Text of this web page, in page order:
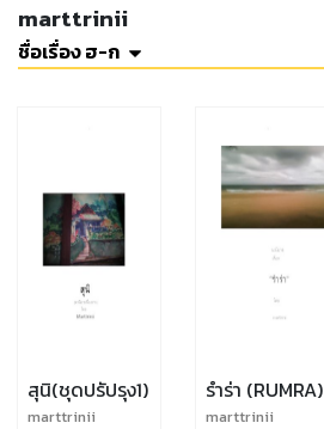
marttrinii
ชื่อเรื่อง ฮ-ก
สุนิ(ชุดปรัปรุง1)
marttrinii
รำร่า (RUMRA)
marttrinii